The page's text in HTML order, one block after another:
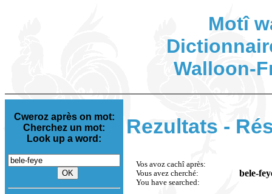
Motî
Walloon-
Cweroz après on mot:
Cherchez un mot:
Look up a word:
Rezultats -
Vos avoz cachî après:
Vous avez cherché:
You have searched:
bele-